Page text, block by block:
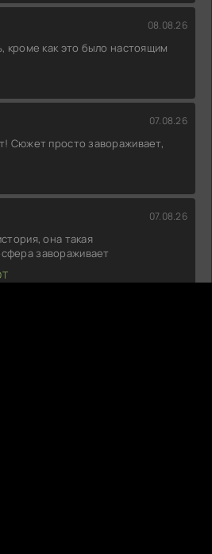
08.08.26
кроме как это было настоящим
07.08.26
Сюжет просто завораживает,
07.08.26
она такая
завораживает